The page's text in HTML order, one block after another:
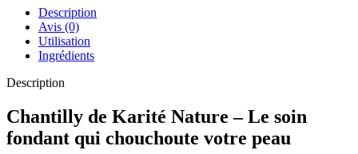
Description
Avis (0)
Utilisation
Ingrédients
Description
Chantilly de Karité Nature – Le soin
fondant qui chouchoute votre peau